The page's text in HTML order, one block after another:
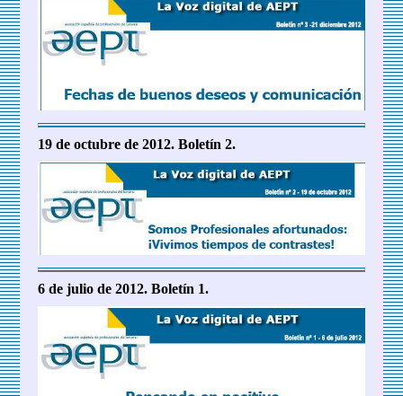
19 de octubre de 2012. Boletín 2.
6 de julio de 2012. Boletín 1.